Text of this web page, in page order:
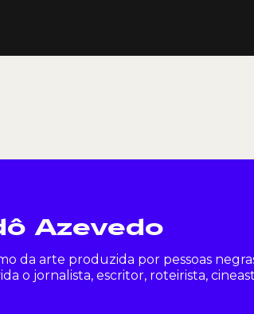
Azevedo
da arte produzida por pessoas
o jornalista, escritor, roteirista,